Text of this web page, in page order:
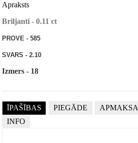
Apraksts
Briljanti - 0.11 ct
PROVE - 585
SVARS - 2.10
Izmers - 18
ĪPAŠĪBAS PIEGĀDE APMAKSA
INFO